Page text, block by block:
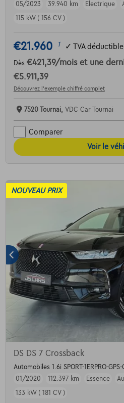
05/2023
39.940 km Electrique
115 kW ( 156 CV )
€21.960 1 ✓ TVA déductible
Dès €421,39/mois et une
€5.911,39
Découvrez l’exemple chiffré complet
7520 Tournai, VDC Car Tournai
Comparer
Voir le
NOUVEAU PRIX
DS DS 7 Crossback
Automobiles 1.6i SPORT-1ERPRO-GPS-
01/2020
112.397 km Essence
133 kW ( 181 CV )